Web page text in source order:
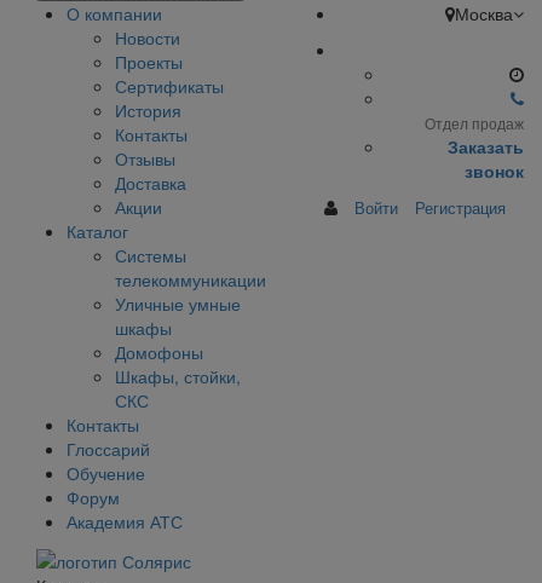
О компании
Новости
Проекты
Сертификаты
История
Контакты
Отзывы
Доставка
Акции
Каталог
Системы
телекоммуникации
Уличные умные
шкафы
Домофоны
Шкафы, стойки,
СКС
Контакты
Глоссарий
Обучение
Форум
Академия АТС
Москва
Отдел продаж
Заказать
звонок
Войти Регистрация